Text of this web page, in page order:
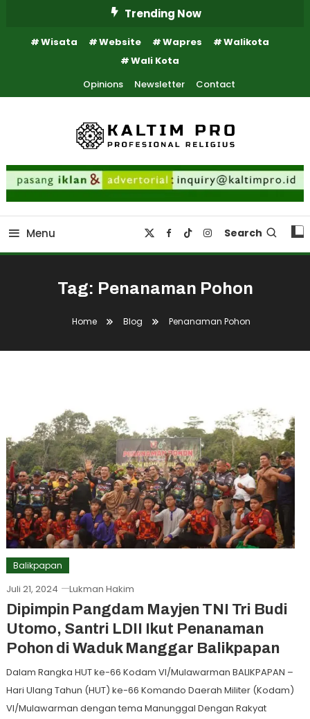
Content
Trending Now
Wisata Website Wapres
Walikota
Wali Kota
Opinions
Newsletter Contact
Kaltim Pro
Kaltim Profesional Religius
Menu Search
Tag: Penanaman Pohon
Home Blog Penanaman Pohon
Balikpapan
Juli 21, 2024 Lukman Hakim
Dipimpin Pangdam Mayjen TNI Tri Budi
Utomo, Santri LDII Ikut Penanaman
Pohon di Waduk Manggar Balikpapan
Dalam Rangka HUT ke-66 Kodam VI/Mulawarman BALIKPAPAN –
Hari Ulang Tahun (HUT) ke-66 Komando Daerah Militer (Kodam)
VI/Mulawarman dengan tema Manunggal Dengan Rakyat